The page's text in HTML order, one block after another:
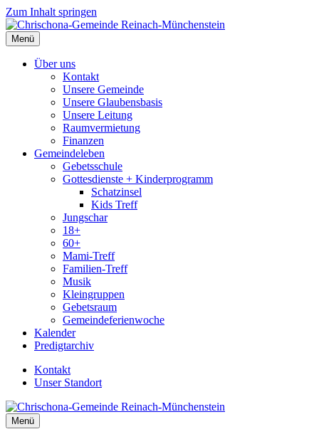
Zum Inhalt springen
Menü
Über uns
Kontakt
Unsere Gemeinde
Unsere Glaubensbasis
Unsere Leitung
Raumvermietung
Finanzen
Gemeindeleben
Gebetsschule
Gottesdienste + Kinderprogramm
Schatzinsel
Kids Treff
Jungschar
18+
60+
Mami-Treff
Familien-Treff
Musik
Kleingruppen
Gebetsraum
Gemeindeferienwoche
Kalender
Predigtarchiv
Kontakt
Unser Standort
Menü